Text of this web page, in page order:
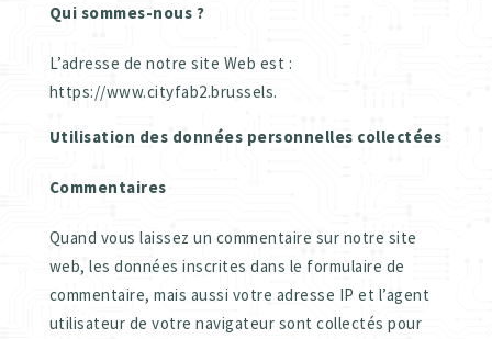
Qui sommes-nous ?
L’adresse de notre site Web est :
https://www.cityfab2.brussels.
Utilisation des données personnelles collectées
Commentaires
Quand vous laissez un commentaire sur notre site
web, les données inscrites dans le formulaire de
commentaire, mais aussi votre adresse IP et l’agent
utilisateur de votre navigateur sont collectés pour